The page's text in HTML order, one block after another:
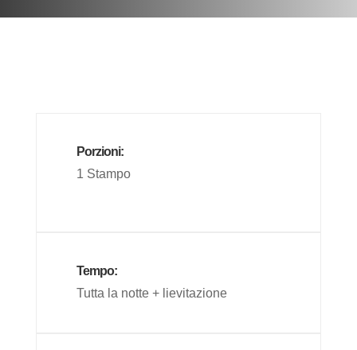
Porzioni:
1 Stampo
Tempo:
Tutta la notte + lievitazione